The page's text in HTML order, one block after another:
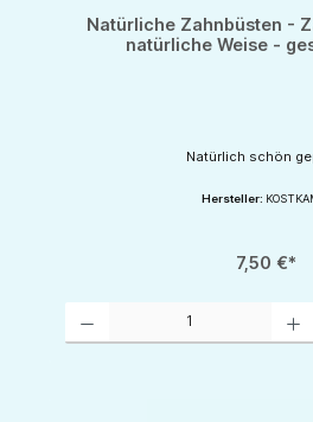
Natürliche Zahnbüsten -
natürliche Weise -
Natürlich schön
Hersteller:
7,50 €*